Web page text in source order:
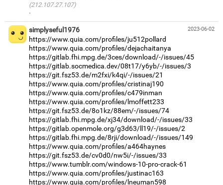
(212.107.27.107)
·
2023-06-02
simplyseful1976
https://www.quia.com/profiles/ju512pollard
https://www.quia.com/profiles/dejachaitanya
https://gitlab.fhi.mpg.de/3ces/download/-/issues/45
https://gitlab.socmedica.dev/08t17/y6yb/-/issues/3
https://git.fsz53.de/m2fxi/k4qi/-/issues/21
https://www.quia.com/profiles/cristinaj190
https://www.quia.com/profiles/c479inman
https://www.quia.com/profiles/lmoffett233
https://git.fsz53.de/8o1kz/88em/-/issues/74
https://gitlab.fhi.mpg.de/xj34/download/-/issues/33
https://gitlab.openmole.org/g3d63/ll19/-/issues/2
https://gitlab.fhi.mpg.de/8rji/download/-/issues/149
https://www.quia.com/profiles/a464haynes
https://git.fsz53.de/cv0d0/nw5i/-/issues/33
https://www.tumblr.com/windows-10-pro-crack-61
https://www.quia.com/profiles/justinac163
https://www.quia.com/profiles/lneuman598